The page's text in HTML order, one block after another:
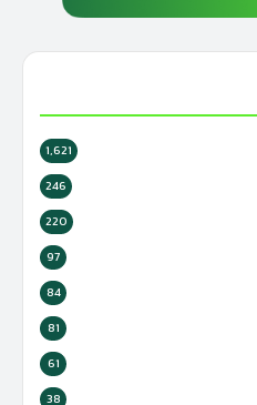
1,621
246
220
97
84
81
61
38